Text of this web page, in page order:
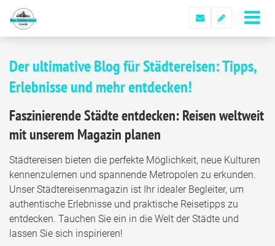
Der ultimative Blog für Städtereisen: Tipps,
Erlebnisse und mehr entdecken!
Faszinierende Städte entdecken: Reisen weltweit
mit unserem Magazin planen
Städtereisen bieten die perfekte Möglichkeit, neue Kulturen
kennenzulernen und spannende Metropolen zu erkunden.
Unser Städtereisenmagazin ist Ihr idealer Begleiter, um
authentische Erlebnisse und praktische Reisetipps zu
entdecken. Tauchen Sie ein in die Welt der Städte und
lassen Sie sich inspirieren!